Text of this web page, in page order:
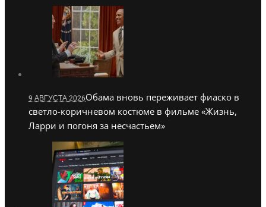
9 АВГУСТА 2026Обама вновь переживает фиаско в
светло-коричневом костюме в фильме «Жизнь,
Ларри и погоня за несчастьем»